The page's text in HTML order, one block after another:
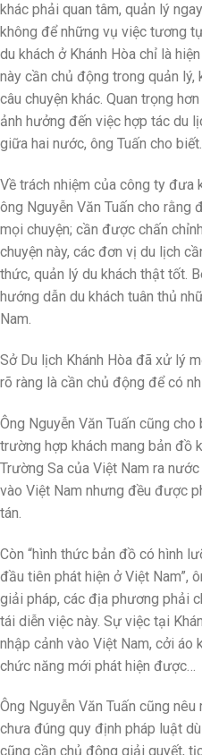
khác phải quan tâm, quản lý
không để những vụ việc tương
du khách ở Khánh Hòa chỉ là
này cần chủ động trong quản lý,
câu chuyện khác. Quan trọng
ảnh hưởng đến việc hợp tác du
giữa hai nước, ông Tuấn cho biết.
Về trách nhiệm của công ty đưa
ông Nguyễn Văn Tuấn cho
mọi chuyện; cần được chấn
chuyện này, các đơn vị du lịch
thức, quản lý du khách thật tốt.
hướng dẫn du khách tuân thủ
Nam.
Sở Du lịch Khánh Hòa đã xử lý
rõ ràng là cần chủ động để có
Ông Nguyễn Văn Tuấn cũng
trường hợp khách mang bản đồ
Trường Sa của Việt Nam ra
vào Việt Nam nhưng đều được
tán.
Còn “hình thức bản đồ có hình
đầu tiên phát hiện ở Việt Nam”,
giải pháp, các địa phương phải
tái diễn việc này. Sự việc tại
nhập cảnh vào Việt Nam, cởi
chức năng mới phát hiện được…
Ông Nguyễn Văn Tuấn cũng
chưa đúng quy định pháp luật
cũng cần chủ động giải quyết,